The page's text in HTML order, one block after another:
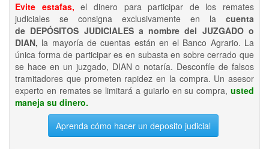
Evite estafas, el dinero para participar de los remates
judiciales se consigna exclusivamente en la cuenta
de DEPÓSITOS JUDICIALES a nombre del JUZGADO o
DIAN, la mayoría de cuentas están en el Banco Agrario. La
única forma de participar es en subasta en sobre cerrado que
se hace en un juzgado, DIAN o notaría. Desconfíe de falsos
tramitadores que prometen rapidez en la compra. Un asesor
experto en remates se limitará a guiarlo en su compra, usted
maneja su dinero.
Aprenda cómo hacer un deposito judicial